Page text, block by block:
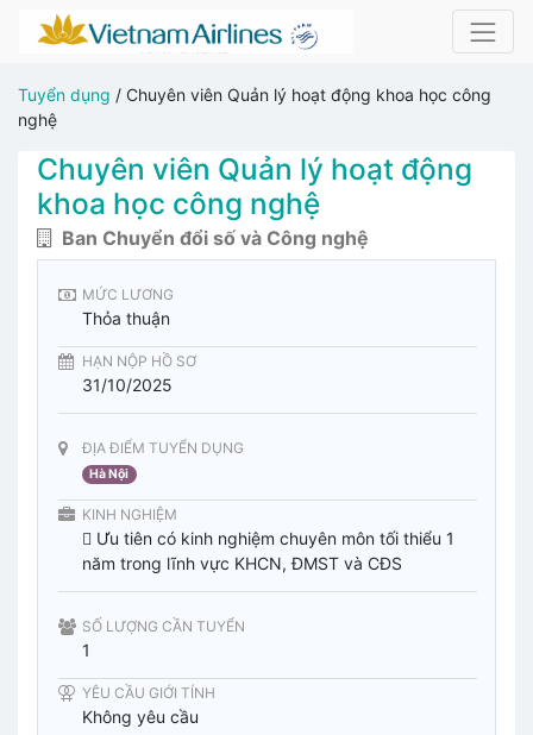
Tuyển dụng / Chuyên viên Quản lý hoạt động khoa học công
nghệ
Chuyên viên Quản lý hoạt động
khoa học công nghệ
Ban Chuyển đổi số và Công nghệ
MỨC LƯƠNG
Thỏa thuận
HẠN NỘP HỒ SƠ
31/10/2025
ĐỊA ĐIỂM TUYỂN DỤNG
Hà Nội
KINH NGHIỆM
 Ưu tiên có kinh nghiệm chuyên môn tối thiểu 1
năm trong lĩnh vực KHCN, ĐMST và CĐS
SỐ LƯỢNG CẦN TUYỂN
1
YÊU CẦU GIỚI TÍNH
Không yêu cầu